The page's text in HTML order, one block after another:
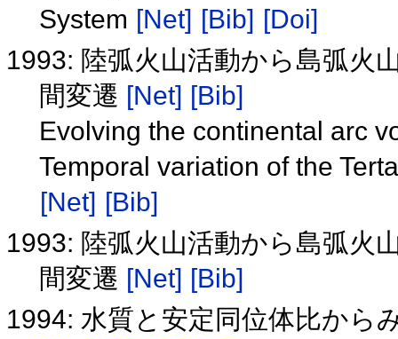
System [Net] [Bib] [Doi]
1993: 陸弧火山活動から島弧火
間変遷 [Net] [Bib]
Evolving the continental arc
Temporal variation of the
[Net] [Bib]
1993: 陸弧火山活動から島弧火
間変遷 [Net] [Bib]
1994: 水質と安定同位体比から